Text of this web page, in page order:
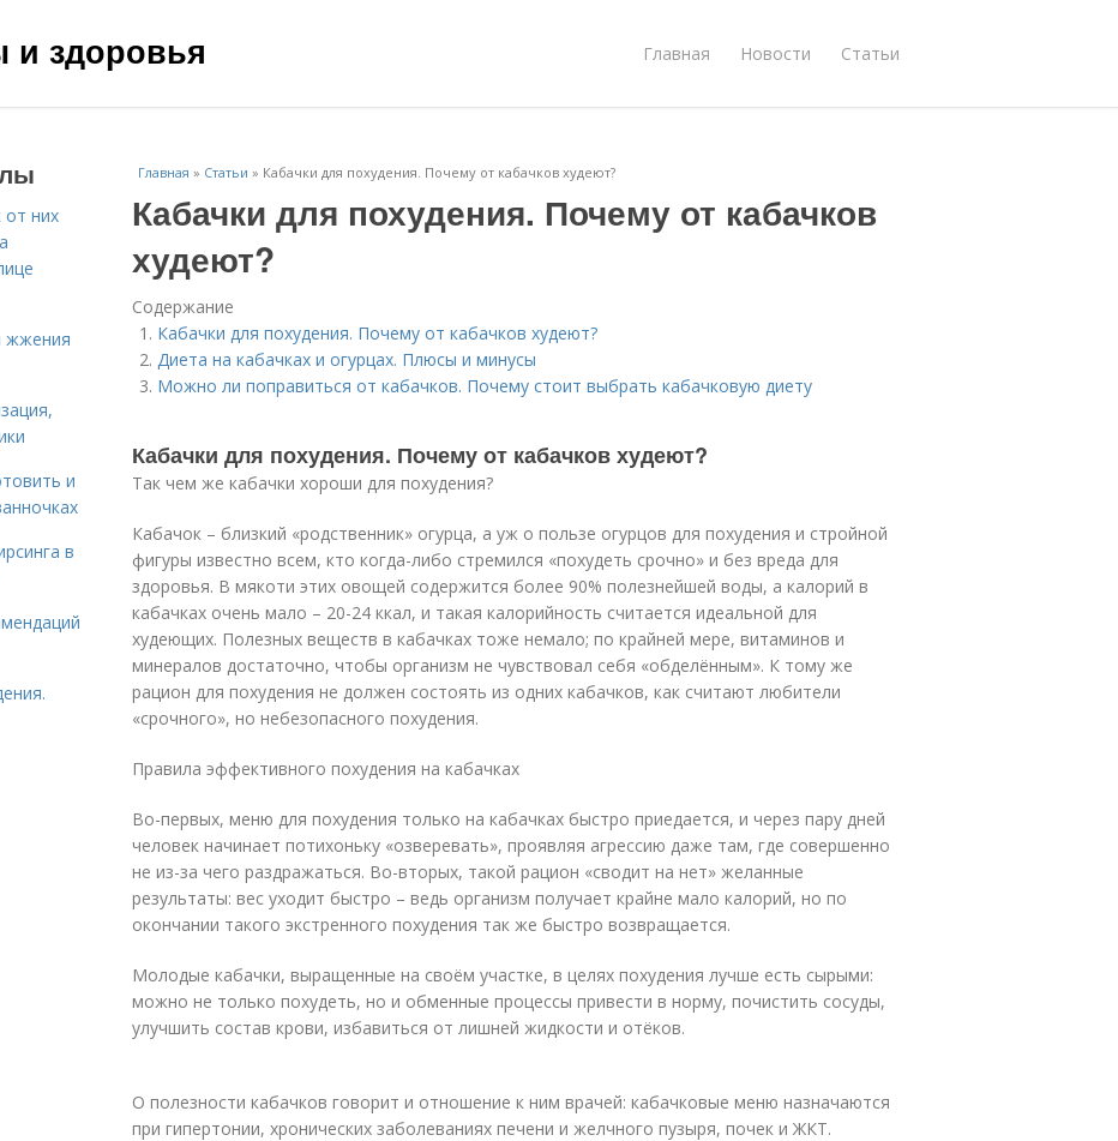
и здоровья Главная Новости Статьи
Главная » Статьи » Кабачки для похудения. Почему от кабачков худеют?
Кабачки для похудения. Почему от кабачков
худеют?
Содержание
Кабачки для похудения. Почему от кабачков худеют?
Диета на кабачках и огурцах. Плюсы и минусы
Можно ли поправиться от кабачков. Почему стоит выбрать кабачковую диету
Кабачки для похудения. Почему от кабачков худеют?
Так чем же кабачки хороши для похудения?
Кабачок – близкий «родственник» огурца, а уж о пользе огурцов для похудения и стройной
фигуры известно всем, кто когда-либо стремился «похудеть срочно» и без вреда для
здоровья. В мякоти этих овощей содержится более 90% полезнейшей воды, а калорий в
кабачках очень мало – 20-24 ккал, и такая калорийность считается идеальной для
худеющих. Полезных веществ в кабачках тоже немало; по крайней мере, витаминов и
минералов достаточно, чтобы организм не чувствовал себя «обделённым». К тому же
рацион для похудения не должен состоять из одних кабачков, как считают любители
«срочного», но небезопасного похудения.
Правила эффективного похудения на кабачках
Во-первых, меню для похудения только на кабачках быстро приедается, и через пару дней
человек начинает потихоньку «озверевать», проявляя агрессию даже там, где совершенно
не из-за чего раздражаться. Во-вторых, такой рацион «сводит на нет» желанные
результаты: вес уходит быстро – ведь организм получает крайне мало калорий, но по
окончании такого экстренного похудения так же быстро возвращается.
Молодые кабачки, выращенные на своём участке, в целях похудения лучше есть сырыми:
можно не только похудеть, но и обменные процессы привести в норму, почистить сосуды,
улучшить состав крови, избавиться от лишней жидкости и отёков.
О полезности кабачков говорит и отношение к ним врачей: кабачковые меню назначаются
при гипертонии, хронических заболеваниях печени и желчного пузыря, почек и ЖКТ.
от них
жжения
и
в